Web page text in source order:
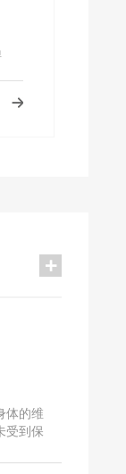
体的维
受到保
2021-10-16
08-28